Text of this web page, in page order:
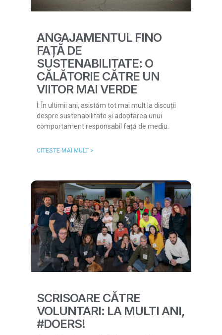
ANGAJAMENTUL FINO
FAȚĂ DE
SUSTENABILITATE: O
CĂLĂTORIE CĂTRE UN
VIITOR MAI VERDE
Î: În ultimii ani, asistăm tot mai mult la discuții
despre sustenabilitate și adoptarea unui
comportament responsabil față de mediu.
CITESTE MAI MULT >
SCRISOARE CĂTRE
VOLUNTARI: LA MULTI ANI,
#DOERS!